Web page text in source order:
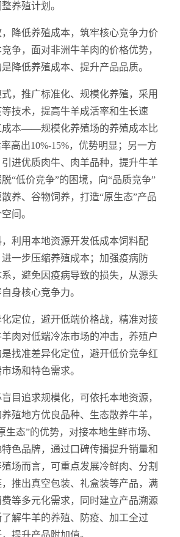
养殖计划。
降低养殖成本，筑牢核心竞争力价
争，面对非洲牛羊肉的价格优势，
降低养殖成本、提升产品品质。
，推广标准化、规模化养殖，采用
技术，提高牛羊成活率和生长速
成本——规模化养殖场的养殖成本比
高出10%-15%，优势明显；另一方
进优质肉牛、肉羊品种，提升牛羊
“低价竞争”的困境，向“品质竞争”
养、谷物饲养，打造“原生态”产品
间。
利用本地资源开发低成本饲料配
一步压缩养殖成本；加强疫病防
，避免因疫病导致的损失，从源头
身核心竞争力。
定位，避开低端价格战，精准对接
肉对低端冷冻市场的冲击，养殖户
找准差异化定位，避开低价竞争红
场和特色需求。
目追求规模化，可依托本地资源，
殖地方优良品种、生态散养牛羊，
生态”的优势，对接本地生鲜市场、
色品牌，通过口碑传播提升销量和
场而言，可重点发展冷鲜肉、分割
推出真空包装、礼盒装等产品，满
等多元化需求，同时建立产品溯源
解牛羊的养殖、防疫、加工全过